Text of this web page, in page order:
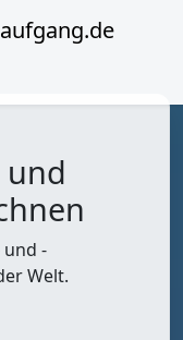
und -
Welt.